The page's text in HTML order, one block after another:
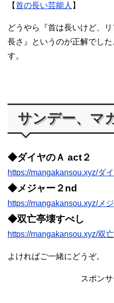
【首の長い芸能人 】
どうやら『首は長いけど、
長さ』というのが正解でし
す。
サンデー、マ
◆ダイヤのＡ act２
https://mangakansou.xyz/ダ
◆メジャー２nd
https://mangakansou.xyz/メ
◆双亡亭壊すべし
https://mangakansou.xyz/双
よければご一緒にどうぞ。
スポン